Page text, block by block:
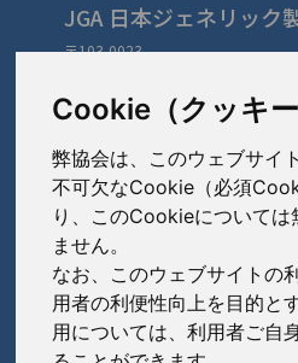
Cookie（クッキ
弊協会は、このウェブサイ
不可欠なCookie（必須
り、このCookieについては
ません。
なお、このウェブサイトの
用者の利便性向上を目的と
用については、利用者ご自
JGA 日本ジェネリック
〒103-0023
TEL: 03-3279-1890 / FAX: 03-3241-
会員会社（あ〜さ）
あゆみ製薬株式会社
岩城製薬株式会社
大蔵製薬株式会社
会員会社（た〜は）
大興製薬株式会社
ダイト株式会社
会員会社 （ま〜わ）